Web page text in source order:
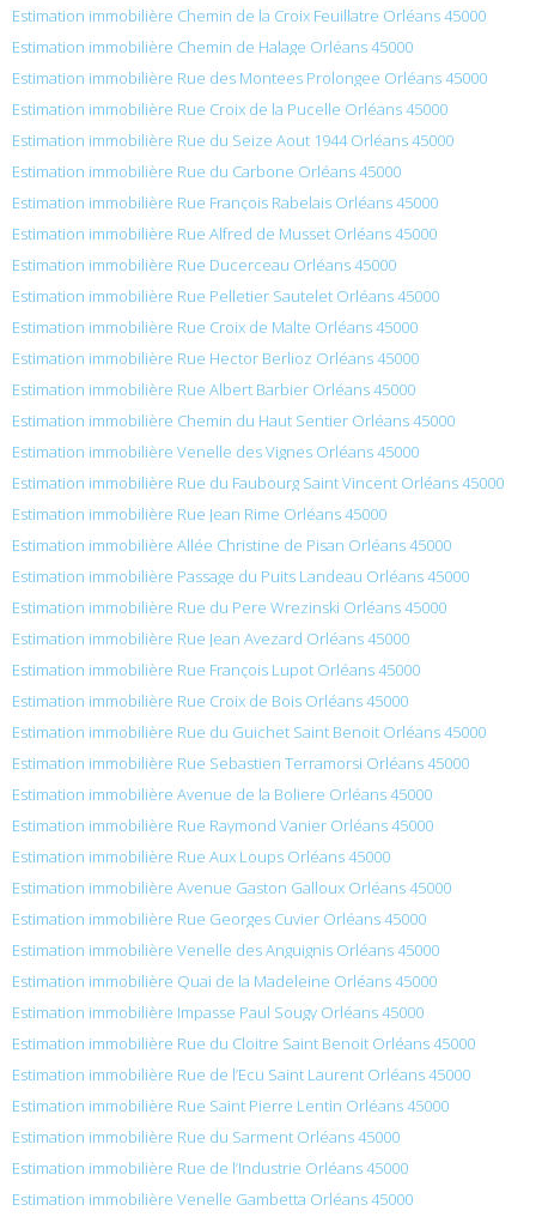
Estimation immobilière Chemin de la Croix Feuillatre Orléans 45000
Estimation immobilière Chemin de Halage Orléans 45000
Estimation immobilière Rue des Montees Prolongee Orléans 45000
Estimation immobilière Rue Croix de la Pucelle Orléans 45000
Estimation immobilière Rue du Seize Aout 1944 Orléans 45000
Estimation immobilière Rue du Carbone Orléans 45000
Estimation immobilière Rue François Rabelais Orléans 45000
Estimation immobilière Rue Alfred de Musset Orléans 45000
Estimation immobilière Rue Ducerceau Orléans 45000
Estimation immobilière Rue Pelletier Sautelet Orléans 45000
Estimation immobilière Rue Croix de Malte Orléans 45000
Estimation immobilière Rue Hector Berlioz Orléans 45000
Estimation immobilière Rue Albert Barbier Orléans 45000
Estimation immobilière Chemin du Haut Sentier Orléans 45000
Estimation immobilière Venelle des Vignes Orléans 45000
Estimation immobilière Rue du Faubourg Saint Vincent Orléans 45000
Estimation immobilière Rue Jean Rime Orléans 45000
Estimation immobilière Allée Christine de Pisan Orléans 45000
Estimation immobilière Passage du Puits Landeau Orléans 45000
Estimation immobilière Rue du Pere Wrezinski Orléans 45000
Estimation immobilière Rue Jean Avezard Orléans 45000
Estimation immobilière Rue François Lupot Orléans 45000
Estimation immobilière Rue Croix de Bois Orléans 45000
Estimation immobilière Rue du Guichet Saint Benoit Orléans 45000
Estimation immobilière Rue Sebastien Terramorsi Orléans 45000
Estimation immobilière Avenue de la Boliere Orléans 45000
Estimation immobilière Rue Raymond Vanier Orléans 45000
Estimation immobilière Rue Aux Loups Orléans 45000
Estimation immobilière Avenue Gaston Galloux Orléans 45000
Estimation immobilière Rue Georges Cuvier Orléans 45000
Estimation immobilière Venelle des Anguignis Orléans 45000
Estimation immobilière Quai de la Madeleine Orléans 45000
Estimation immobilière Impasse Paul Sougy Orléans 45000
Estimation immobilière Rue du Cloitre Saint Benoit Orléans 45000
Estimation immobilière Rue de l’Ecu Saint Laurent Orléans 45000
Estimation immobilière Rue Saint Pierre Lentin Orléans 45000
Estimation immobilière Rue du Sarment Orléans 45000
Estimation immobilière Rue de l’Industrie Orléans 45000
Estimation immobilière Venelle Gambetta Orléans 45000